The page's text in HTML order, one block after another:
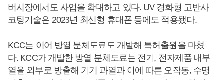
버시장에서도 사업을 확대하고 있다. UV 경화형 고반사
코팅기술은 2023년 최신형 휴대폰 등에도 적용됐다.
KCC는 이어 방열 분체도료도 개발해 특허출원을 마쳤
다. KCC가 개발한 방열 분체도료는 전기, 전자제품 내부
열을 외부로 방출해 기기 과열과 이에 따른 오작동, 수명